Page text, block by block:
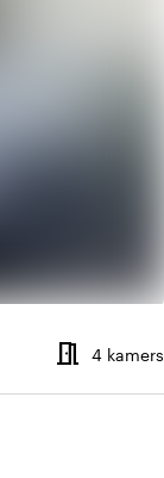
meeting_room
4 kamers